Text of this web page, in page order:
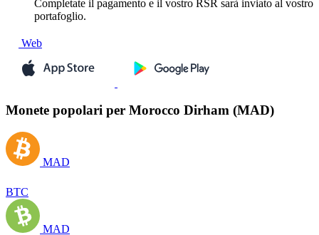
Completate il pagamento e il vostro RSR sarà inviato al vostro
portafoglio.
Web
Monete popolari per Morocco Dirham (MAD)
MAD
BTC
MAD